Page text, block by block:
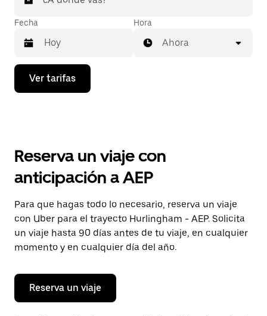
Fecha
Presiona
flecha
el
y
selecciona
una
fecha.
Presiona
la
tecla Esc
para
el
calendario.
Hora
Ahora
Ver tarifas
Reserva un viaje con
anticipación a AEP
Para que hagas todo lo necesario, reserva un viaje
con Uber para el trayecto Hurlingham - AEP. Solicita
un viaje hasta 90 días antes de tu viaje, en cualquier
momento y en cualquier día del año.
Reserva un viaje